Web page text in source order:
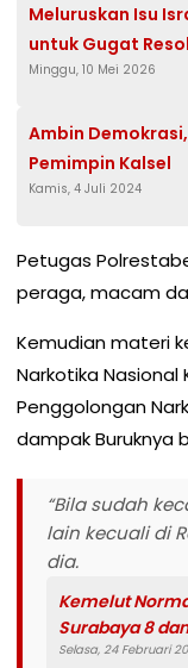
Meluruskan Isu
untuk Gugat
Minggu, 10 Mei 2026
Ambin
Pemimpin Kalsel
Kamis, 4 Juli 2024
Petugas
peraga, macam
Kemudian materi
Narkotika
Penggolongan
dampak Buruknya
“Bila sudah
lain kecuali di
dia.
Kemelut
Surabaya 8
Selasa, 24 Februari